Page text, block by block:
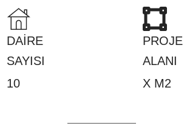
DAİRE
SAYISI
10
PROJE
ALANI
X M2